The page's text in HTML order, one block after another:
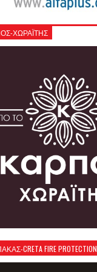
ΧΩΡΑΪΤΗΣ
CRETA FIRE PROTECTION